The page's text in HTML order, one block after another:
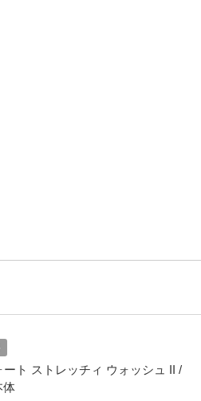
ート ストレッチィ ウォッシュ II /
体